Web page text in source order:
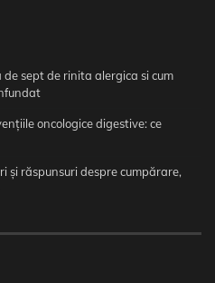
sept de rinita alergica si cum
oncologice digestive: ce
și răspunsuri despre cumpărare,